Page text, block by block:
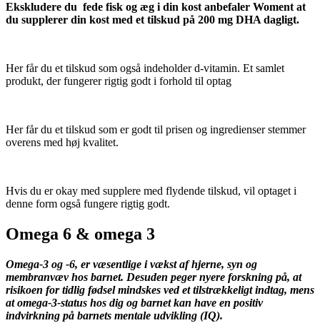
Ekskludere du fede fisk og æg i din kost anbefaler Woment at
du supplerer din kost med et tilskud på 200 mg DHA dagligt.
Her får du et tilskud som også indeholder d-vitamin. Et samlet
produkt, der fungerer rigtig godt i forhold til optag
Her får du et tilskud som er godt til prisen og ingredienser stemmer
overens med høj kvalitet.
Hvis du er okay med supplere med flydende tilskud, vil optaget i
denne form også fungere rigtig godt.
Omega 6 & omega 3
Omega-3 og -6, er væsentlige i vækst af hjerne, syn og
membranvæv hos barnet. Desuden peger nyere forskning på, at
risikoen for tidlig fødsel mindskes ved et tilstrækkeligt indtag, mens
at omega-3-status hos dig og barnet kan have en positiv
indvirkning på barnets mentale udvikling (IQ).